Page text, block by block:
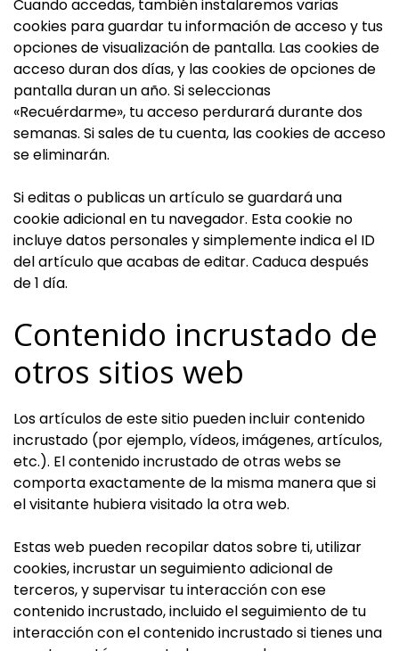
Cuando accedas, también instalaremos varias
cookies para guardar tu información de acceso y tus
opciones de visualización de pantalla. Las cookies de
acceso duran dos días, y las cookies de opciones de
pantalla duran un año. Si seleccionas
«Recuérdarme», tu acceso perdurará durante dos
semanas. Si sales de tu cuenta, las cookies de acceso
se eliminarán.
Si editas o publicas un artículo se guardará una
cookie adicional en tu navegador. Esta cookie no
incluye datos personales y simplemente indica el ID
del artículo que acabas de editar. Caduca después
de 1 día.
Contenido incrustado de
otros sitios web
Los artículos de este sitio pueden incluir contenido
incrustado (por ejemplo, vídeos, imágenes, artículos,
etc.). El contenido incrustado de otras webs se
comporta exactamente de la misma manera que si
el visitante hubiera visitado la otra web.
Estas web pueden recopilar datos sobre ti, utilizar
cookies, incrustar un seguimiento adicional de
terceros, y supervisar tu interacción con ese
contenido incrustado, incluido el seguimiento de tu
interacción con el contenido incrustado si tienes una